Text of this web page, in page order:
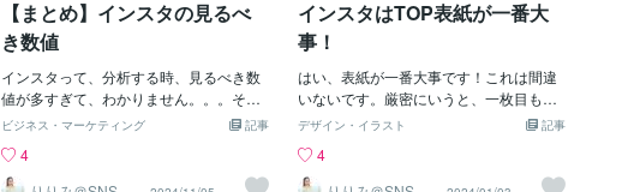
いほど伝わる」という考え方で、最小
はどこで？】１・楽天マガジン私は「楽
天マガ
しゃれデザイン」が大前提！で、ターゲ
ット目線で考える。おしゃれで素敵は標
準装備と言うことになります。なので、
そこをすっ飛ばして、がむしゃらに、
「刺さる文章勝負！」みたいなことして
いると、見てもらえなくなります。最低
らないといけないわけです。【２・では
合格点に達するためのデザインとは？】
す。⬆︎世界観を整えるサービスです⬆︎【1.
最初に「伝えたいこと（ゴール）」を決
める】デザインで大切なのは、『最終的
に何を伝えたいのか？』というゴールを
明確にすることです。・「誰に何を伝え
るのか？」・「どんな印象を与えたいの
中に迷うことが減り、デザインがブレる
のを防げます。頭の中を整理して、ゴー
【まとめ】インスタの見るべ
き数値
インスタって、分析する時、見るべき数
値が多すぎて、わかりません。。。そん
なお悩みありませんか？実は、見るべき
-+-+-+-+-+-+１・フォロワーリーチ数 フ
ォロワーさんにどれだけ見られている
記事
ビジネス・マーケティング
4
インスタはTOP表紙が一番大
事！
はい、表紙が一番大事です！これは間違
いないです。厳密にいうと、一枚目も大
事なのですが、アカウントのファースト
決まります。そしてデザインを綺麗にす
ることだけではなく、文字を見やすくす
記事
デザイン・イラスト
4